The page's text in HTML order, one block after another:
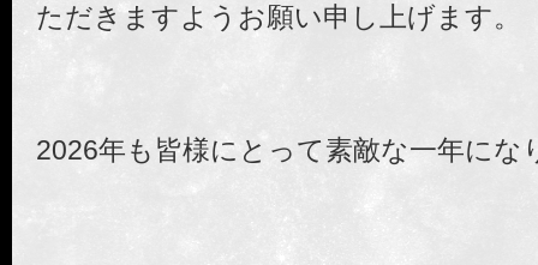
ただきますようお願い申し上げます。
2026年も皆様にとって素敵な一年に